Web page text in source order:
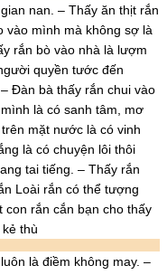
nan. – Thấy ăn thịt rắn
vào mình mà không sợ là
rắn bò vào nhà là lượm
quyền tước đến
Đàn bà thấy rắn chui vào
là có sanh tâm, mơ
mặt nước là có vinh
là có chuyện lôi thôi
tai tiếng. – Thấy rắn
Loài rắn có thể tượng
rắn cắn bạn cho thấy
thù
là điềm không may. –